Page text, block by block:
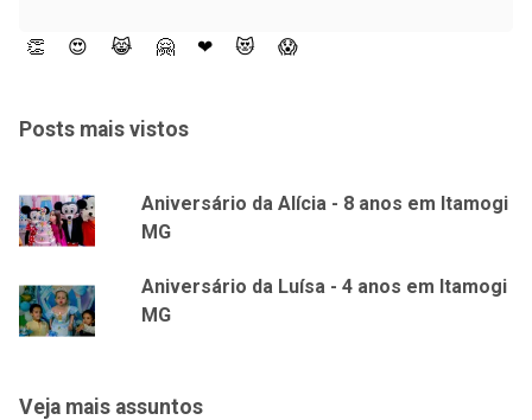
👏 😍 😹 🤗 ❤ 😻 😱
Posts mais vistos
Aniversário da Alícia - 8 anos em Itamogi
MG
Aniversário da Luísa - 4 anos em Itamogi
MG
Veja mais assuntos